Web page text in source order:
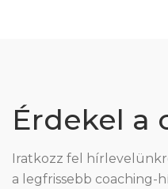
Érdekel a
Iratkozz fel
a legfrissebb coaching-